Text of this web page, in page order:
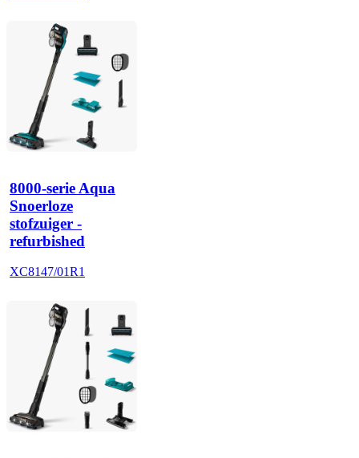
8000-serie Aqua
Snoerloze
stofzuiger -
refurbished
XC8147/01R1